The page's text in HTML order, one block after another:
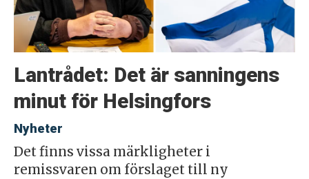
Lantrådet: Det är sanningens
minut för Helsingfors
Nyheter
Det finns vissa märkligheter i
remissvaren om förslaget till ny